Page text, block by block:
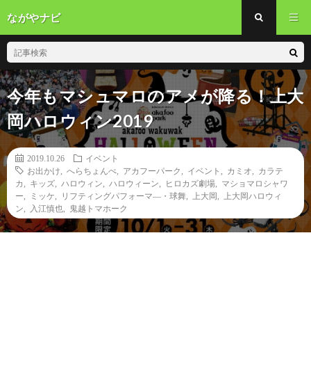
ながやナビ
今年もマシュマロのアメが降る！上大
岡ハロウィン2019
2019.10.26
イベント
お出かけ
へらちょんぺ アカフーパーク イベント カミオ
カラテ
カ
キッズ ハロウィン ハロウィーン ヒロカズ劇場
マショマロシャワ
ー
ミッケ リフティングパフォーマ―・球舞 上大岡
上大岡ハロウィ
ン
入江慎也 鬼越トマホーク